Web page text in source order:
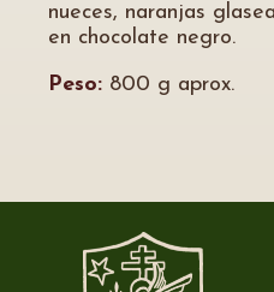
nueces, naranjas
en chocolate negro.
Peso: 800 g aprox.